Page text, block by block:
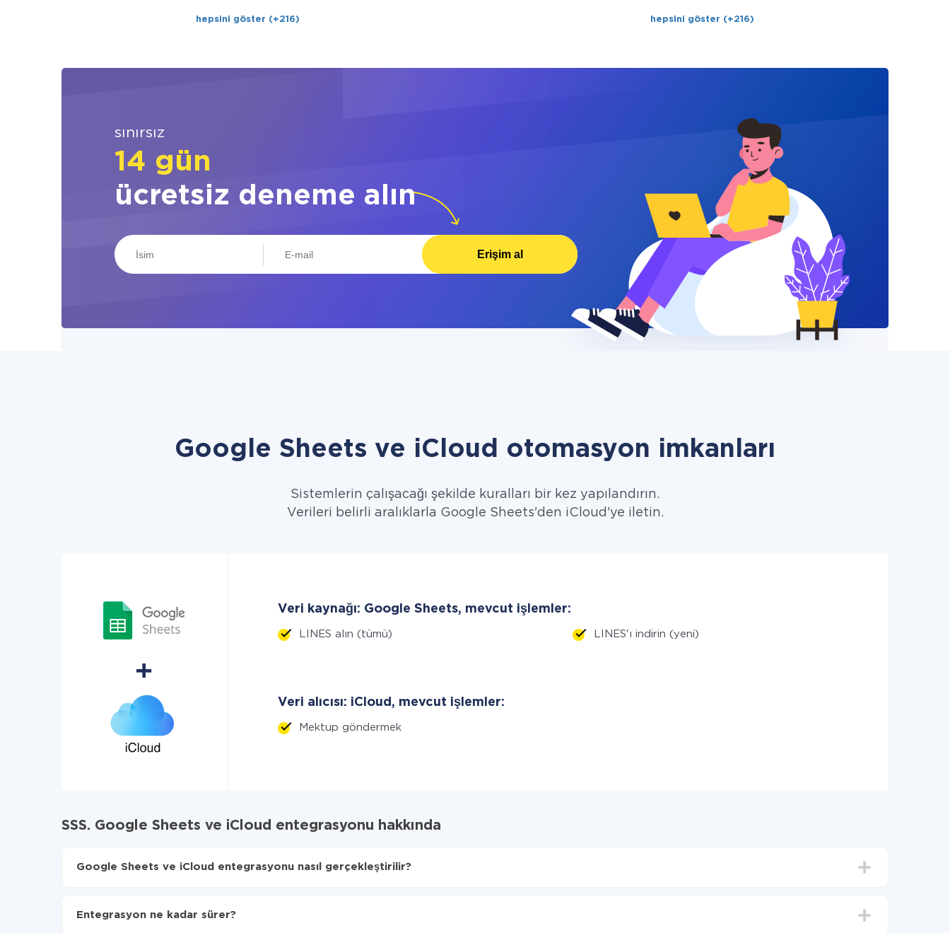
hepsini göster (+216) hepsini göster (+216)
sınırsız
14 gün
ücretsiz deneme alın
Erişim al
Google Sheets ve iCloud otomasyon imkanları
Sistemlerin çalışacağı şekilde kuralları bir kez yapılandırın.
Verileri belirli aralıklarla Google Sheets'den iCloud'ye iletin.
Veri kaynağı: Google Sheets, mevcut işlemler:
LINES alın (tümü) LINES'ı indirin (yeni)
Veri alıcısı: iCloud, mevcut işlemler:
Mektup göndermek
SSS. Google Sheets ve iCloud entegrasyonu hakkında
Google Sheets ve iCloud entegrasyonu nasıl gerçekleştirilir?
Otomatik güncellemeyi aç
Entegrasyon ne kadar sürer?